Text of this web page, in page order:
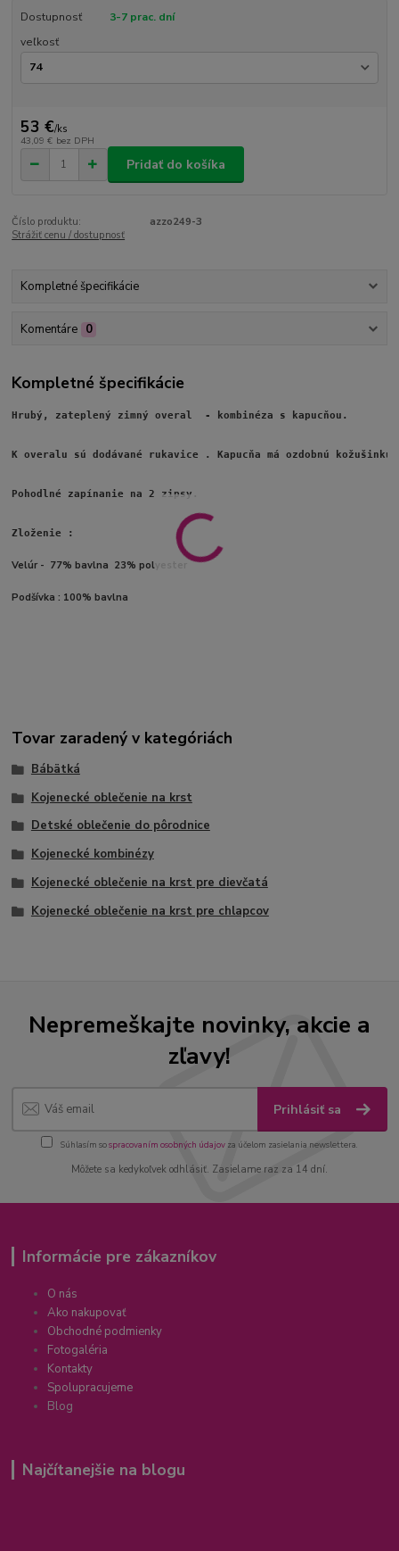
Dostupnosť
3-7 prac. dní
veľkosť
53 €/ks
43,09 € bez DPH
Pridať do košíka
Číslo produktu:
azzo249-3
Strážiť cenu / dostupnosť
Kompletné špecifikácie
Komentáre 0
Kompletné špecifikácie
Hrubý, zateplený zimný overal  - kombinéza s kapucňou.
K overalu sú dodávané rukavice . Kapucňa má ozdobnú kožušinku.
Pohodlné zapínanie na 2 zipsy.
Zloženie :
Velúr - 77% bavlna 23% polyester
Podšívka : 100% bavlna
Tovar zaradený v kategóriách
Bábätká
Kojenecké oblečenie na krst
Detské oblečenie do pôrodnice
Kojenecké kombinézy
Kojenecké oblečenie na krst pre dievčatá
Kojenecké oblečenie na krst pre chlapcov
Nepremeškajte novinky, akcie a
zľavy!
Prihlásiť sa
Súhlasím sospracovaním osobných údajov za účelom zasielania newslettera.
Môžete sa kedykoľvek odhlásiť. Zasielame raz za 14 dní.
Informácie pre zákazníkov
O nás
Ako nakupovať
Obchodné podmienky
Fotogaléria
Kontakty
Spolupracujeme
Blog
Najčítanejšie na blogu